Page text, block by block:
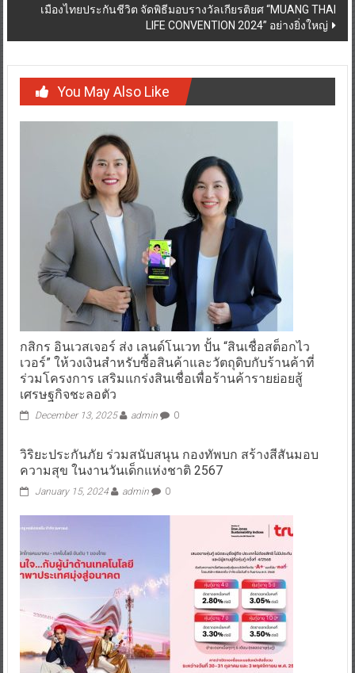
เมืองไทยประกันชีวิต จัดพิธีมอบรางวัลเกียรติยศ “MUANG THAI
LIFE CONVENTION 2024” อย่างยิ่งใหญ่
You May Also Like
กสิกร อินเวสเจอร์ ส่ง เลนด์โนเวท ปั้น “สินเชื่อสต็อกไว
เวอร์” ให้วงเงินสำหรับซื้อสินค้าและวัตถุดิบกับร้านค้าที่
ร่วมโครงการ เสริมแกร่งสินเชื่อเพื่อร้านค้ารายย่อยสู้
เศรษฐกิจชะลอตัว
December 13, 2025 admin 0
วิริยะประกันภัย ร่วมสนับสนุน กองทัพบก สร้างสีสันมอบ
ความสุข ในงานวันเด็กแห่งชาติ 2567
January 15, 2024 admin 0